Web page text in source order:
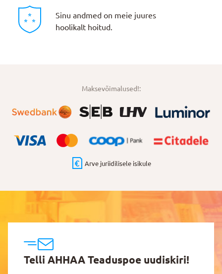
Sinu andmed on meie juures
hoolikalt hoitud.
Maksevõimalused!:
Arve juriidilisele isikule
Telli AHHAA Teaduspoe uudiskiri!